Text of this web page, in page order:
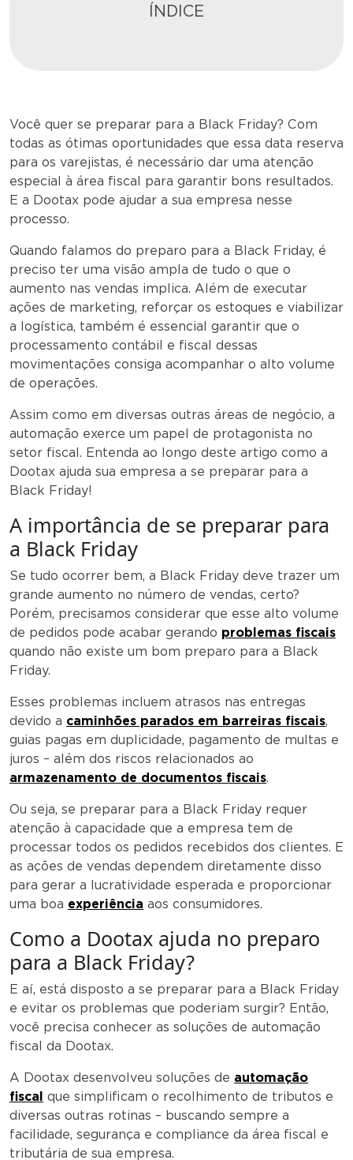
ÍNDICE
Você quer se preparar para a Black Friday? Com
todas as ótimas oportunidades que essa data reserva
para os varejistas, é necessário dar uma atenção
especial à área fiscal para garantir bons resultados.
E a Dootax pode ajudar a sua empresa nesse
processo.
Quando falamos do preparo para a Black Friday, é
preciso ter uma visão ampla de tudo o que o
aumento nas vendas implica. Além de executar
ações de marketing, reforçar os estoques e viabilizar
a logística, também é essencial garantir que o
processamento contábil e fiscal dessas
movimentações consiga acompanhar o alto volume
de operações.
Assim como em diversas outras áreas de negócio, a
automação exerce um papel de protagonista no
setor fiscal. Entenda ao longo deste artigo como a
Dootax ajuda sua empresa a se preparar para a
Black Friday!
A importância de se preparar para
a Black Friday
Se tudo ocorrer bem, a Black Friday deve trazer um
grande aumento no número de vendas, certo?
Porém, precisamos considerar que esse alto volume
de pedidos pode acabar gerando problemas fiscais
quando não existe um bom preparo para a Black
Friday.
Esses problemas incluem atrasos nas entregas
devido a caminhões parados em barreiras fiscais,
guias pagas em duplicidade, pagamento de multas e
juros – além dos riscos relacionados ao
armazenamento de documentos fiscais.
Ou seja, se preparar para a Black Friday requer
atenção à capacidade que a empresa tem de
processar todos os pedidos recebidos dos clientes. E
as ações de vendas dependem diretamente disso
para gerar a lucratividade esperada e proporcionar
uma boa experiência aos consumidores.
Como a Dootax ajuda no preparo
para a Black Friday?
E aí, está disposto a se preparar para a Black Friday
e evitar os problemas que poderiam surgir? Então,
você precisa conhecer as soluções de automação
fiscal da Dootax.
A Dootax desenvolveu soluções de automação
fiscal que simplificam o recolhimento de tributos e
diversas outras rotinas – buscando sempre a
facilidade, segurança e compliance da área fiscal e
tributária de sua empresa.